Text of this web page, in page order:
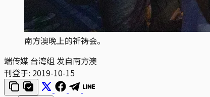
南方澳晚上的祈祷会。
端传媒 台湾组 发自南方澳
刊登于: 2019-10-15